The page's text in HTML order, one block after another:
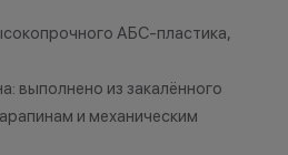
iPhone;
АБС-пластика,
выполнено из закалённого
и механическим